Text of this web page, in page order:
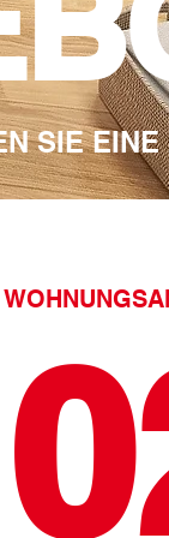
SIE EINE